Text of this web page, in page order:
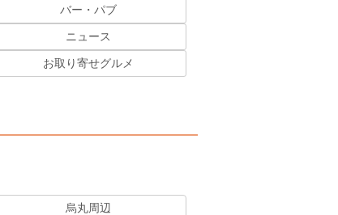
バー・パブ
ニュース
お取り寄せグルメ
烏丸周辺